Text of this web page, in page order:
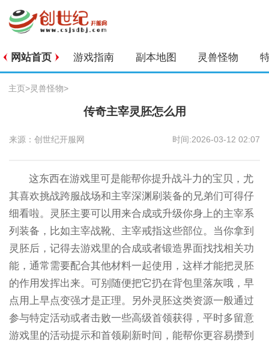
网站首页 游戏指南 副本地图 灵兽怪物
主页>灵兽怪物>
传奇主宰灵胚怎么用
来源：创世纪开服网 时间:2026-03-12 02:07
这东西在游戏里可是能帮你提升战斗力的宝贝，尤
其喜欢挑战跨服战场和主宰深渊刷装备的兄弟们可得仔
细看啦。灵胚主要可以用来合成或升级你身上的主宰系
列装备，比如主宰战靴、主宰戒指这些部位。当你拿到
灵胚后，记得去游戏里的合成或者锻造界面找找相关功
能，通常需要配合其他材料一起使用，这样才能把灵胚
的作用发挥出来。可别随便把它扔在背包里落灰哦，早
点用上早点变强才是正理。另外灵胚这类资源一般通过
参与特定活动或者击败一些高级首领获得，平时多留意
游戏里的活动提示和首领刷新时间，能帮你更容易攒到